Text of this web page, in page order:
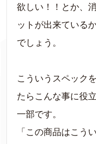
欲しい！！とか、
ットが出来ている
でしょう。
こういうスペック
たらこんな事に役
一部です。
「この商品はこう